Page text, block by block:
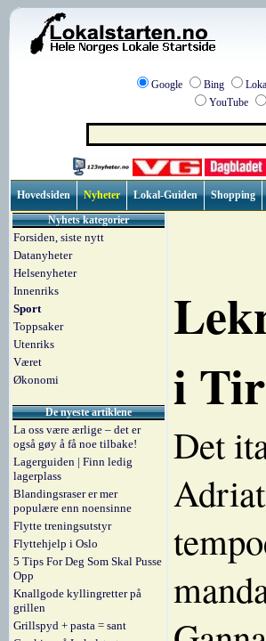
Google Bing
YouTube
Hovedsiden Nyheter Lokal-Guiden Shopping
Nyhets kategorier
Forsiden, siste nytt
Datanyheter
Helsenyheter
Innenriks
Sport
Toppsaker
Utenriks
Været
Økonomi
De nyeste artiklene
La oss være ærlige – det er
også gøy å få noe tilbake!
Lagerguiden | Finn ledig
lagerplass
Blandingsraser er mer
populære enn noensinne
Flytte treningsutstyr
Flyttehjelp i Oslo
5 Tips For Deg Som Skal Pusse
Opp
Knallgode kyllingretter på
grillen
Grillspyd + pasta = sant
i
Det